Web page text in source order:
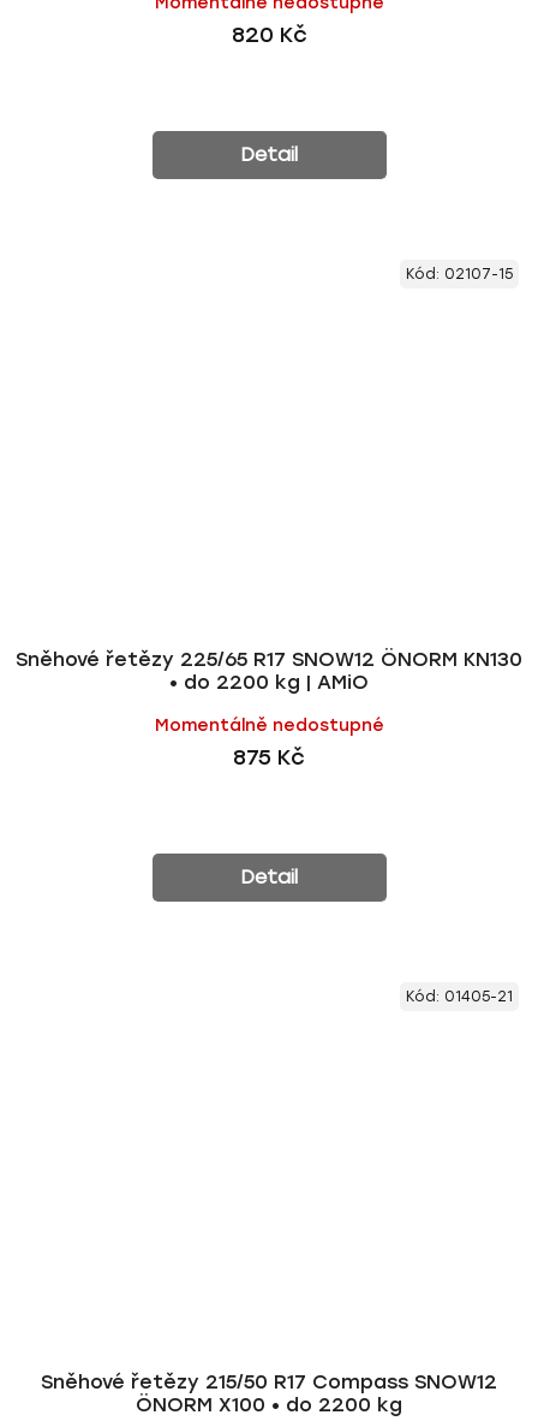
820 Kč
Detail
Sněhové řetězy 225/65 R17 SNOW12 ÖNORM KN130
• do 2200 kg | AMiO
Momentálně nedostupné
875 Kč
Detail
Kód: 02107-15
Sněhové řetězy 215/50 R17 Compass SNOW12
ÖNORM X100 • do 2200 kg
Kód: 01405-21